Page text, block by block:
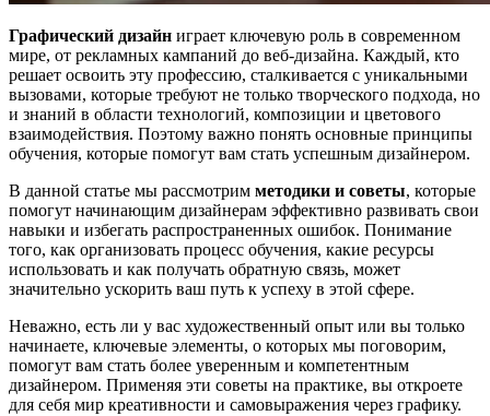
Графический дизайн играет ключевую роль в современном
мире, от рекламных кампаний до веб-дизайна. Каждый, кто
решает освоить эту профессию, сталкивается с уникальными
вызовами, которые требуют не только творческого подхода, но
и знаний в области технологий, композиции и цветового
взаимодействия. Поэтому важно понять основные принципы
обучения, которые помогут вам стать успешным дизайнером.
В данной статье мы рассмотрим методики и советы, которые
помогут начинающим дизайнерам эффективно развивать свои
навыки и избегать распространенных ошибок. Понимание
того, как организовать процесс обучения, какие ресурсы
использовать и как получать обратную связь, может
значительно ускорить ваш путь к успеху в этой сфере.
Неважно, есть ли у вас художественный опыт или вы только
начинаете, ключевые элементы, о которых мы поговорим,
помогут вам стать более уверенным и компетентным
дизайнером. Применяя эти советы на практике, вы откроете
для себя мир креативности и самовыражения через графику.